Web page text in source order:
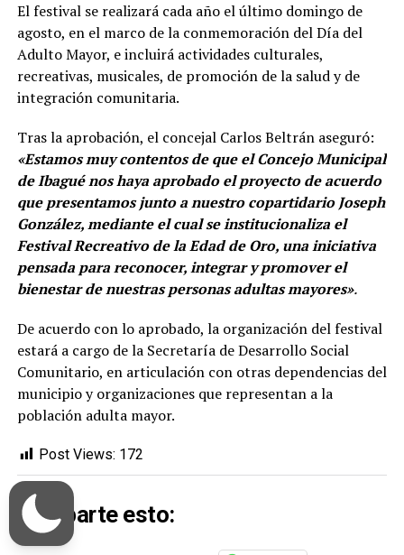
El festival se realizará cada año el último domingo de
agosto, en el marco de la conmemoración del Día del
Adulto Mayor, e incluirá actividades culturales,
recreativas, musicales, de promoción de la salud y de
integración comunitaria.
Tras la aprobación, el concejal Carlos Beltrán aseguró:
«Estamos muy contentos de que el Concejo Municipal
de Ibagué nos haya aprobado el proyecto de acuerdo
que presentamos junto a nuestro copartidario Joseph
González, mediante el cual se institucionaliza el
Festival Recreativo de la Edad de Oro, una iniciativa
pensada para reconocer, integrar y promover el
bienestar de nuestras personas adultas mayores».
De acuerdo con lo aprobado, la organización del festival
estará a cargo de la Secretaría de Desarrollo Social
Comunitario, en articulación con otras dependencias del
municipio y organizaciones que representan a la
población adulta mayor.
Post Views: 172
Comparte esto: